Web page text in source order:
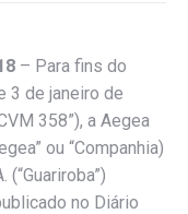
– Para fins do
3 de janeiro de
358”), a Aegea
ou “Companhia)
no Diário